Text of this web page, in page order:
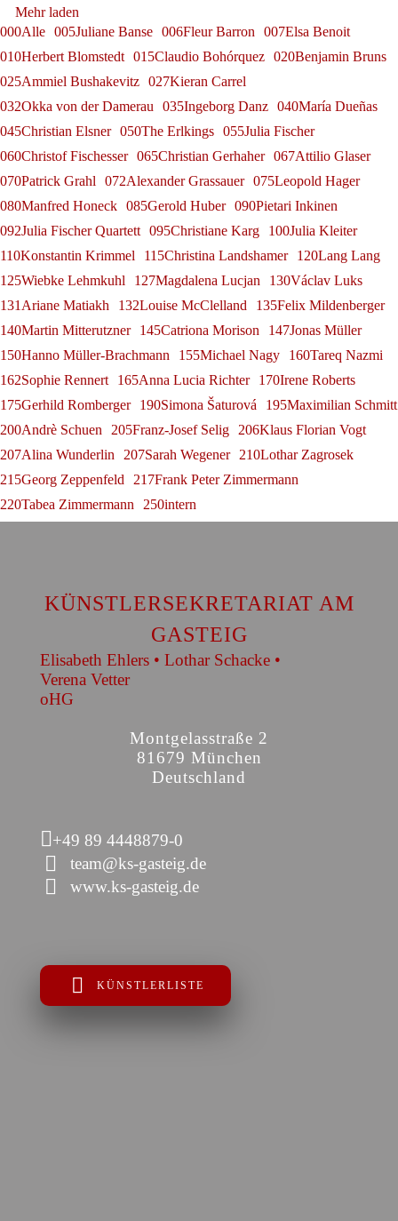
Salzburger Festspielen
Konstantin Krimmel
Internacional de Santander
Bundesverdienstkreuz am
Bande
Gerold Huber
Alexander Grassauer in
Bayreuth
Alexander Grassauer
Georg Zeppenfeld bei den
Bayreuther Festspielen
Georg Zeppenfeld
Mehr laden
000Alle 005Juliane Banse 006Fleur Barron
007Elsa Benoit
010Herbert Blomstedt 015Claudio Bohórquez 020Benjamin Bruns
025Ammiel Bushakevitz 027Kieran Carrel
032Okka von der Damerau
035Ingeborg Danz 040María Dueñas
045Christian Elsner 050The Erlkings 055Julia Fischer
060Christof Fischesser 065Christian Gerhaher 067Attilio Glaser
070Patrick Grahl
072Alexander Grassauer 075Leopold Hager
080Manfred Honeck 085Gerold Huber 090Pietari Inkinen
092Julia Fischer Quartett 095Christiane Karg
100Julia Kleiter
110Konstantin Krimmel
115Christina Landshamer
120Lang Lang
125Wiebke Lehmkuhl
127Magdalena Lucjan
130Václav Luks
131Ariane Matiakh
132Louise McClelland
135Felix Mildenberger
140Martin Mitterutzner
145Catriona Morison
147Jonas Müller
150Hanno Müller-Brachmann
155Michael Nagy
160Tareq Nazmi
162Sophie Rennert
165Anna Lucia Richter
170Irene Roberts
175Gerhild Romberger
190Simona Šaturová
195Maximilian Schmitt
200Andrè Schuen
205Franz-Josef Selig
206Klaus Florian Vogt
207Alina Wunderlin
207Sarah Wegener
210Lothar Zagrosek
215Georg Zeppenfeld
217Frank Peter Zimmermann
220Tabea Zimmermann
250intern
KÜNSTLERSEKRETARIAT AM
GASTEIG
Elisabeth Ehlers • Lothar Schacke •
Verena Vetter
oHG
Montgelasstraße 2
81679 München
Deutschland
+49 89 4448879-0
team@ks-gasteig.de
www.ks-gasteig.de
KÜNSTLERLISTE